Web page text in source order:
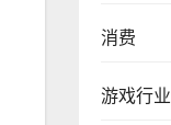
消费
游戏行业